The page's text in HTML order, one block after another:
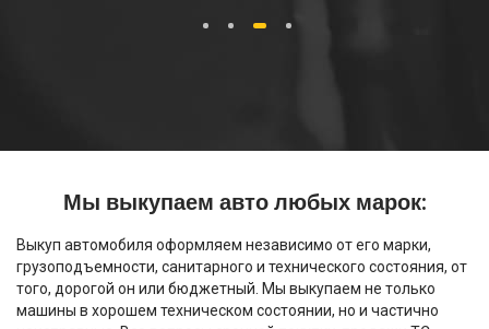
1 2 3 4
Мы выкупаем авто любых марок:
Выкуп автомобиля оформляем независимо от его марки,
грузоподъемности, санитарного и технического состояния, от
того, дорогой он или бюджетный. Мы выкупаем не только
машины в хорошем техническом состоянии, но и частично